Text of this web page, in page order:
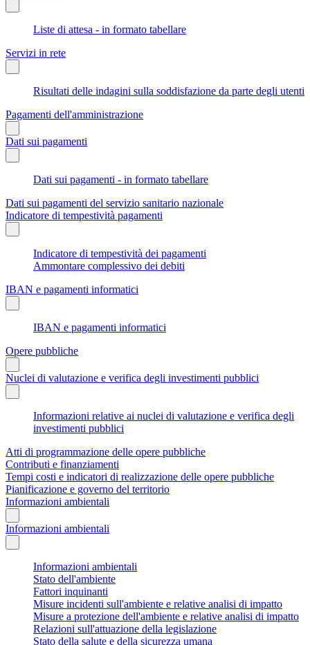
Liste di attesa - in formato tabellare
Servizi in rete
Risultati delle indagini sulla soddisfazione da parte degli utenti
Pagamenti dell'amministrazione
Dati sui pagamenti
Dati sui pagamenti - in formato tabellare
Dati sui pagamenti del servizio sanitario nazionale
Indicatore di tempestività pagamenti
Indicatore di tempestività dei pagamenti
Ammontare complessivo dei debiti
IBAN e pagamenti informatici
IBAN e pagamenti informatici
Opere pubbliche
Nuclei di valutazione e verifica degli investimenti pubblici
Informazioni relative ai nuclei di valutazione e verifica degli
investimenti pubblici
Atti di programmazione delle opere pubbliche
Contributi e finanziamenti
Tempi costi e indicatori di realizzazione delle opere pubbliche
Pianificazione e governo del territorio
Informazioni ambientali
Informazioni ambientali
Informazioni ambientali
Stato dell'ambiente
Fattori inquinanti
Misure incidenti sull'ambiente e relative analisi di impatto
Misure a protezione dell'ambiente e relative analisi di impatto
Relazioni sull'attuazione della legislazione
Stato della salute e della sicurezza umana